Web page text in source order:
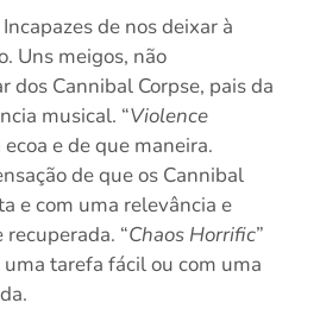
de nos deixar à
Uns meigos, não
dos Cannibal Corpse, pais da
musical. “Violence
ecoa e de que maneira.
de que os Cannibal
e com uma relevância e
“Chaos Horrific”
tarefa fácil ou com uma